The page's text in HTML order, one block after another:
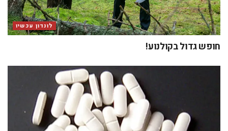
לונדון עכשיו
חופש גדול בקולנוע!